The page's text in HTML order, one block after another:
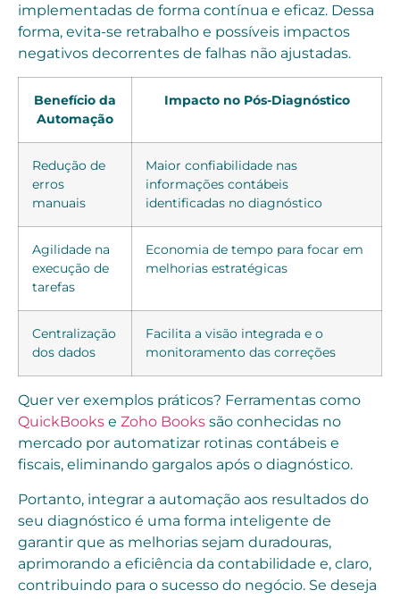
implementadas de forma contínua e eficaz. Dessa
forma, evita-se retrabalho e possíveis impactos
negativos decorrentes de falhas não ajustadas.
Benefício da
Automação
Impacto no Pós-Diagnóstico
Redução de
erros
manuais
Maior confiabilidade nas
informações contábeis
identificadas no diagnóstico
Agilidade na
execução de
tarefas
Economia de tempo para focar em
melhorias estratégicas
Centralização
dos dados
Facilita a visão integrada e o
monitoramento das correções
Quer ver exemplos práticos? Ferramentas como
QuickBooks e Zoho Books são conhecidas no
mercado por automatizar rotinas contábeis e
fiscais, eliminando gargalos após o diagnóstico.
Portanto, integrar a automação aos resultados do
seu diagnóstico é uma forma inteligente de
garantir que as melhorias sejam duradouras,
aprimorando a eficiência da contabilidade e, claro,
contribuindo para o sucesso do negócio. Se deseja